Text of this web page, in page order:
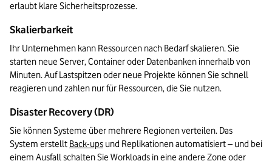
erlaubt klare Sicherheitsprozesse.
Skalierbarkeit
Ihr Unternehmen kann Ressourcen nach Bedarf skalieren. Sie
starten neue Server, Container oder Datenbanken innerhalb von
Minuten. Auf Lastspitzen oder neue Projekte können Sie schnell
reagieren und zahlen nur für Ressourcen, die Sie nutzen.
Disaster Recovery (DR)
Sie können Systeme über mehrere Regionen verteilen. Das
System erstellt Back-ups und Replikationen automatisiert – und bei
einem Ausfall schalten Sie Workloads in eine andere Zone oder